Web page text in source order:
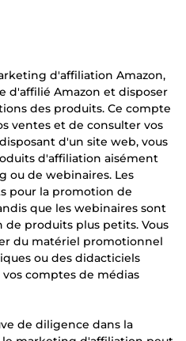
d'affiliation Amazon,
d'affilié Amazon et disposer
des produits. Ce compte
ventes et de consulter vos
d'un site web, vous
d'affiliation aisément
ou de webinaires. Les
pour la promotion de
que les webinaires sont
de produits plus petits. Vous
du matériel promotionnel
ou des didacticiels
comptes de médias
de diligence dans la